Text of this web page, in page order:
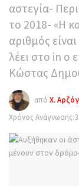
αστεγία-
το 2018- «Η
αριθμός
λέει στο in ο
Κώστας
από Χ.
Χρόνος